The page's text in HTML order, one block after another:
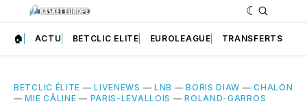
🏠 ACTU BETCLIC ELITE EUROLEAGUE TRANSFERTS
BETCLIC ÉLITE —LIVENEWS — LNB —BORIS DIAW —CHALON
—MIE CÂLINE — PARIS-LEVALLOIS —ROLAND-GARROS